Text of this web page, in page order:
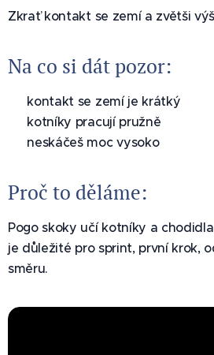
Zkrať kontakt se zemí a zvětši
Na co si dát pozor:
✅ kontakt se zemí je krátký
✅ kotníky pracují pružně
✅ neskáčeš moc vysoko
Proč to děláme:
Pogo skoky učí kotníky a
je důležité pro sprint, první krok,
směru.